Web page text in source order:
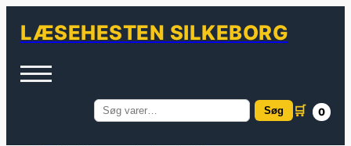
LÆSEHESTEN SILKEBORG
Søg
Søg 🛒 0